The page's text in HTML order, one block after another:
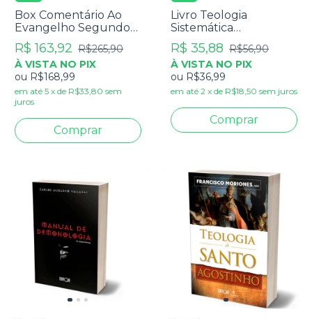
Box Comentário Ao
Evangelho Segundo
João - Raymond
Brown - 2 Volumes
R$ 163,92 R$265,90
À VISTA NO PIX
ou R$168,99
em até 5 x de R$33,80 sem
juros
Livro Teologia
Sistemática
Contemporânea -
Júlio Andrade Ferreira
R$ 35,88 R$56,90
À VISTA NO PIX
ou R$36,99
em até 2 x de R$18,50 sem juros